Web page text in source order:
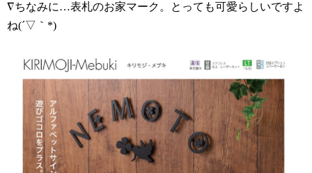
∇ちなみに…表札のお家マーク。とっても可愛らしいですよ
ね(´▽｀ *)